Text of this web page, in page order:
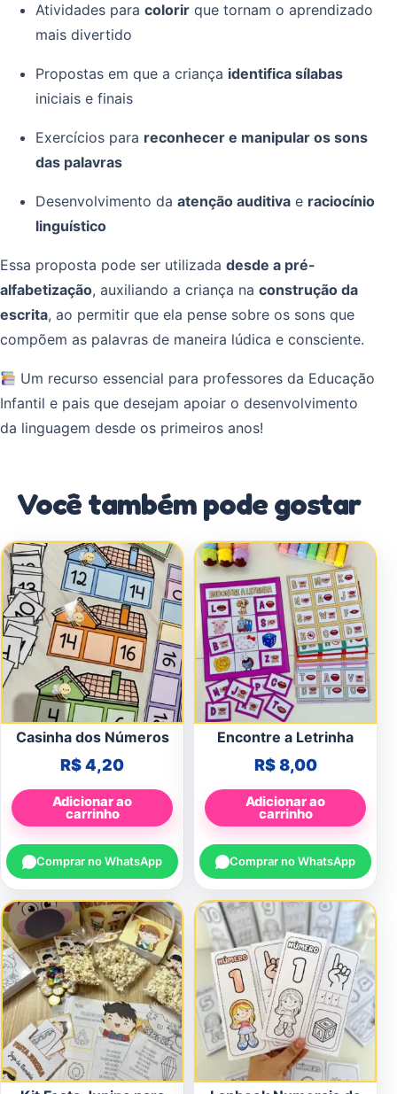
Atividades para colorir que tornam o aprendizado
mais divertido
Propostas em que a criança identifica sílabas
iniciais e finais
Exercícios para reconhecer e manipular os sons
das palavras
Desenvolvimento da atenção auditiva e raciocínio
linguístico
Essa proposta pode ser utilizada desde a pré-
alfabetização, auxiliando a criança na construção da
escrita, ao permitir que ela pense sobre os sons que
compõem as palavras de maneira lúdica e consciente.
Um recurso essencial para professores da Educação
Infantil e pais que desejam apoiar o desenvolvimento
da linguagem desde os primeiros anos!
Você também pode gostar
Casinha dos Números
R$4,20
Adicionar ao
carrinho
Comprar no WhatsApp
Encontre a Letrinha
R$8,00
Adicionar ao
carrinho
Comprar no WhatsApp